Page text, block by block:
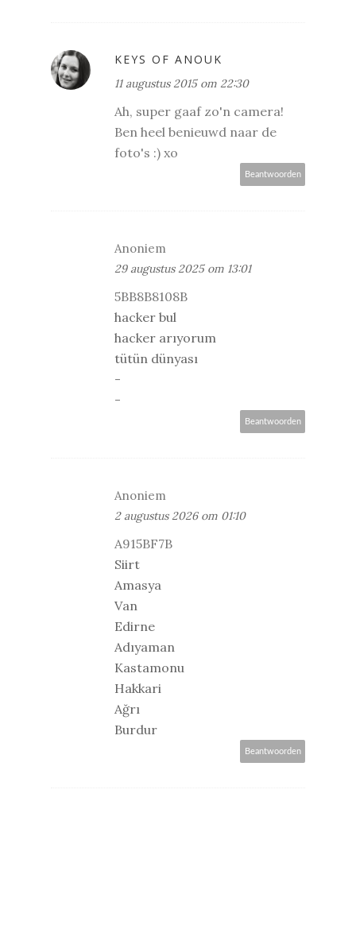
KEYS OF ANOUK
11 augustus 2015 om 22:30
Ah, super gaaf zo'n camera!
Ben heel benieuwd naar de
foto's :) xo
Beantwoorden
Anoniem
29 augustus 2025 om 13:01
5BB8B8108B
hacker bul
hacker arıyorum
tütün dünyası
-
-
Beantwoorden
Anoniem
2 augustus 2026 om 01:10
A915BF7B
Siirt
Amasya
Van
Edirne
Adıyaman
Kastamonu
Hakkari
Ağrı
Burdur
Beantwoorden